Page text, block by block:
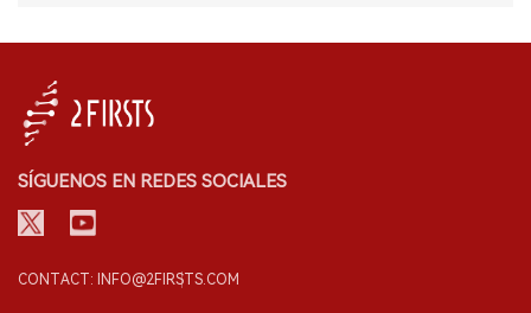
SÍGUENOS EN REDES SOCIALES
CONTACT: INFO@2FIRSTS.COM